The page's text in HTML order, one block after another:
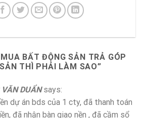
MUA BẤT ĐỘNG SẢN TRẢ GÓP
THÌ PHẢI LÀM SAO”
VĂN DUẨN says:
dự án bds của 1 cty, đã thanh toán
đã nhận bàn giao nền , đã cầm sổ